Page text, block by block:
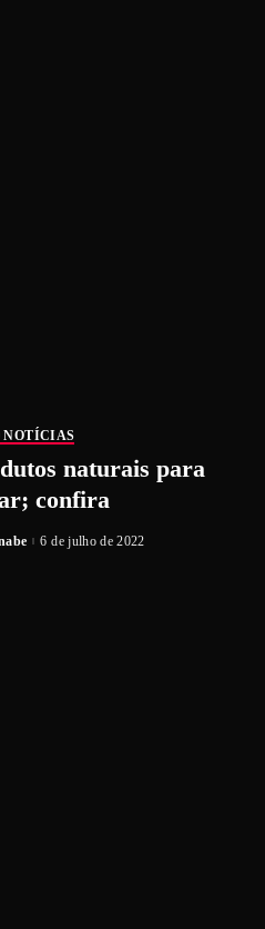
NOTÍCIAS
naturais para
confira
6 de julho de 2022